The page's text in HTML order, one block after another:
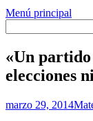
Menú principal
«Un partido
elecciones
marzo 29, 2014